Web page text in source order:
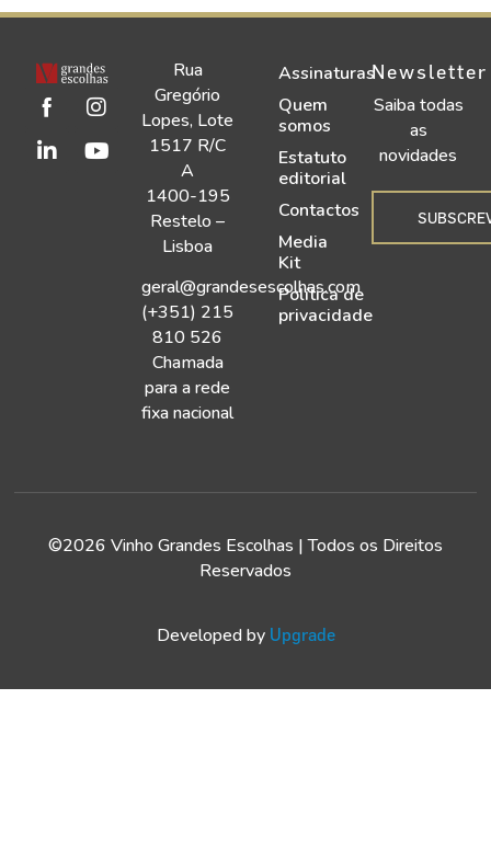
Rua
Gregório
Lopes, Lote
1517 R/C
A
1400-195
Restelo –
Lisboa
geral@grandesescolhas.com
(+351) 215
810 526
Chamada
para a rede
fixa nacional
Assinaturas
Quem
somos
Estatuto
editorial
Contactos
Media
Kit
Política de
privacidade
Newsletter
Saiba todas
as
novidades
©2026 Vinho Grandes Escolhas | Todos os Direitos
Reservados
Developed by Upgrade